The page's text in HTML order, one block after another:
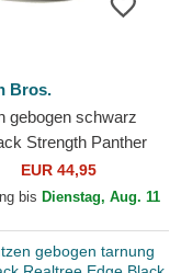
Bros.
gebogen schwarz
Strength Panther
Goorin Bros.
EUR 44,95
bis Dienstag, Aug. 11